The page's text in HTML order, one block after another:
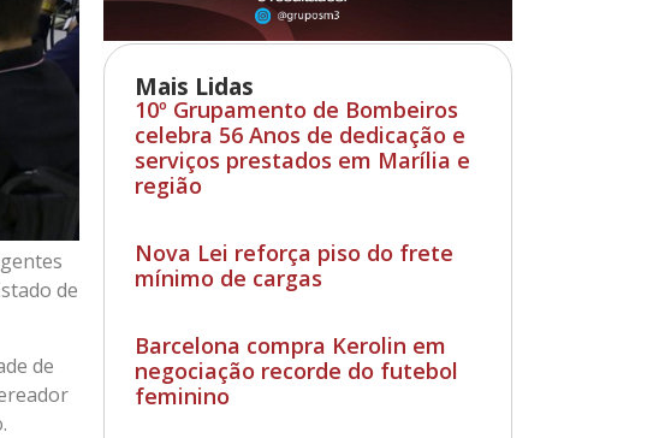
Mais Lidas
10º Grupamento de Bombeiros
celebra 56 Anos de dedicação e
serviços prestados em Marília e
região
Nova Lei reforça piso do frete
mínimo de cargas
Barcelona compra Kerolin em
negociação recorde do futebol
feminino
de
de